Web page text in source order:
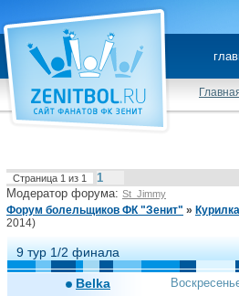
Страница 1 из 1
1
Модератор форума: St_Jimmy
Форум болельщиков ФК "Зенит" » Курилка
2014)
9 тур 1/2 финала
Belka